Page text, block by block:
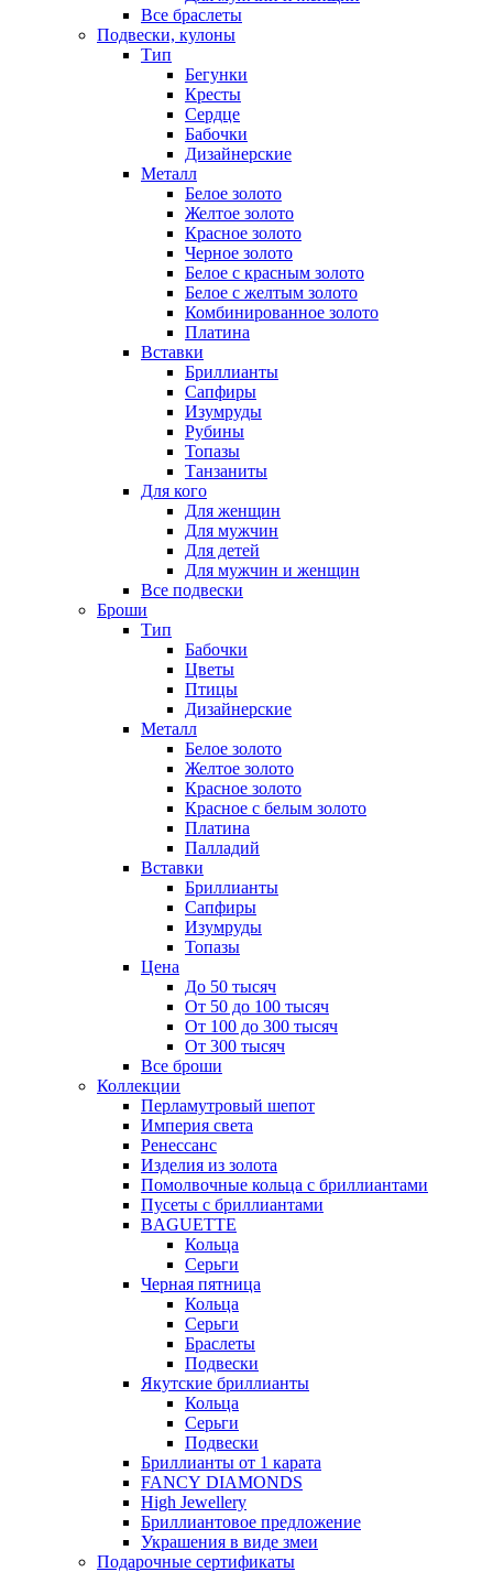
Все браслеты
Подвески, кулоны
Тип
Бегунки
Кресты
Сердце
Бабочки
Дизайнерские
Металл
Белое золото
Желтое золото
Красное золото
Черное золото
Белое с красным золото
Белое с желтым золото
Комбинированное золото
Платина
Вставки
Бриллианты
Сапфиры
Изумруды
Рубины
Топазы
Танзаниты
Для кого
Для женщин
Для мужчин
Для детей
Для мужчин и женщин
Все подвески
Броши
Тип
Бабочки
Цветы
Птицы
Дизайнерские
Металл
Белое золото
Желтое золото
Красное золото
Красное с белым золото
Платина
Палладий
Вставки
Бриллианты
Сапфиры
Изумруды
Топазы
Цена
До 50 тысяч
От 50 до 100 тысяч
От 100 до 300 тысяч
От 300 тысяч
Все броши
Коллекции
Перламутровый шепот
Империя света
Ренессанс
Изделия из золота
Помолвочные кольца с бриллиантами
Пусеты с бриллиантами
BAGUETTE
Кольца
Серьги
Черная пятница
Кольца
Серьги
Браслеты
Подвески
Якутские бриллианты
Кольца
Серьги
Подвески
Бриллианты от 1 карата
FANCY DIAMONDS
High Jewellery
Бриллиантовое предложение
Украшения в виде змеи
Подарочные сертификаты